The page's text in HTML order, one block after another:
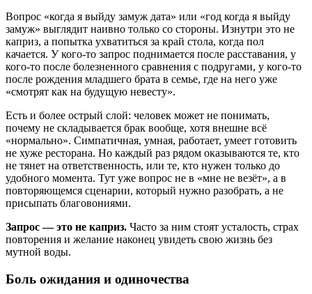
Вопрос «когда я выйду замуж дата» или «год когда я выйду
замуж» выглядит наивно только со стороны. Изнутри это не
каприз, а попытка ухватиться за край стола, когда пол
качается. У кого-то запрос поднимается после расставания, у
кого-то после болезненного сравнения с подругами, у кого-то
после рождения младшего брата в семье, где на него уже
«смотрят как на будущую невесту».
Есть и более острый слой: человек может не понимать,
почему не складывается брак вообще, хотя внешне всё
«нормально». Симпатичная, умная, работает, умеет готовить
не хуже ресторана. Но каждый раз рядом оказываются те, кто
не тянет на ответственность, или те, кто нужен только до
удобного момента. Тут уже вопрос не в «мне не везёт», а в
повторяющемся сценарии, который нужно разобрать, а не
присыпать благовониями.
Запрос — это не каприз. Часто за ним стоят усталость, страх
повторения и желание наконец увидеть свою жизнь без
мутной воды.
Боль ожидания и одиночества